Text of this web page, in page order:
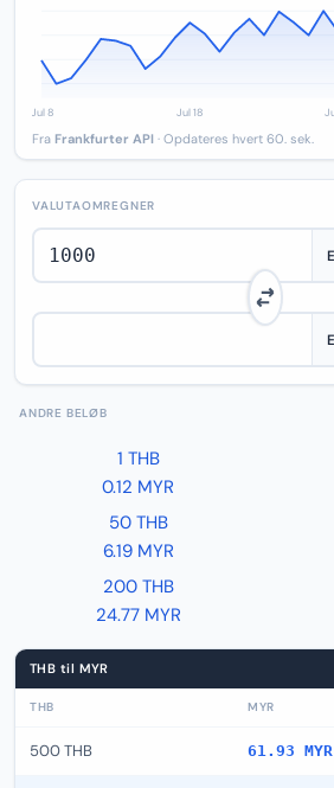
Fra Frankfurter API · Opdateres hvert 60. sek.
VALUTAOMREGNER
ANDRE BELØB
1 THB
0.12 MYR
50 THB
6.19 MYR
200 THB
24.77 MYR
THB til MYR
THB MYR
500 THB 61.93 MYR